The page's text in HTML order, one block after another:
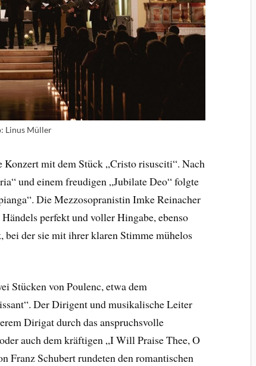
Linus Müller
mit dem Stück „Cristo risusciti“. Nach
und einem freudigen „Jubilate Deo“ folgte
Die Mezzosopranistin Imke Reinacher
perfekt und voller Hingabe, ebenso
bei der sie mit ihrer klaren Stimme mühelos
Stücken von Poulenc, etwa dem
Der Dirigent und musikalische Leiter
Dirigat durch das anspruchsvolle
auch dem kräftigen „I Will Praise Thee, O
Franz Schubert rundeten den romantischen